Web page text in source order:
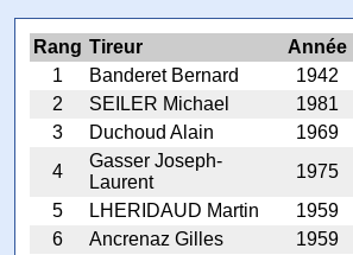
Rang Tireur Année
1
Banderet Bernard 1942
2
SEILER Michael 1981
3
Duchoud Alain 1969
4
Gasser Joseph-
Laurent
1975
5
LHERIDAUD Martin 1959
6
Ancrenaz Gilles 1959